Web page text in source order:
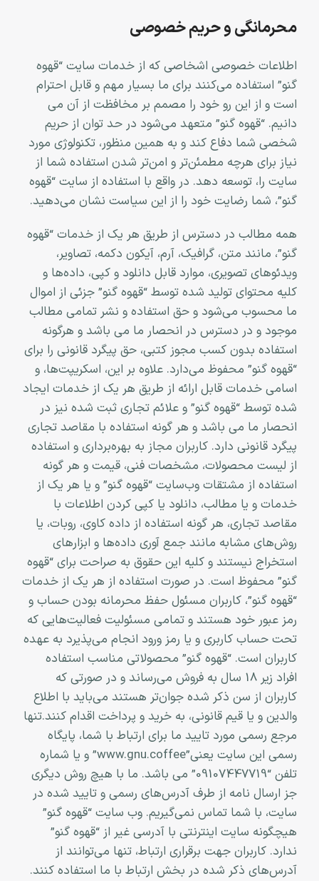
محرمانگی و حریم خصوصی
اطلاعات خصوصی اشخاصى که از خدمات سایت “قهوه
گنو” استفاده می‏‌کنند برای ما بسیار مهم و قابل احترام
است و از این رو خود را مصمم بر مخافظت از آن می
دانیم. “قهوه گنو” متعهد می‏‌شود در حد توان از حریم
شخصی شما دفاع کند و به همین منظور، تکنولوژی مورد
نیاز برای هرچه مطمئن‏‌تر و امن‏‌تر شدن استفاده شما از
سایت را، توسعه دهد. در واقع با استفاده از سایت “قهوه
گنو”، شما رضایت خود را از این سیاست نشان می‏‌دهید.
همه مطالب در دسترس از طریق هر یک از خدمات “قهوه
گنو”، مانند متن، گرافیک، آرم، آیکون دکمه، تصاویر،
ویدئوهای تصویری، موارد قابل دانلود و کپی، داده‌ها و
کلیه محتوای تولید شده توسط “قهوه گنو” جزئی از اموال
ما محسوب می‏‌شود و حق استفاده و نشر تمامی مطالب
موجود و در دسترس در انحصار ما می باشد و هرگونه
استفاده بدون کسب مجوز کتبی، حق پیگرد قانونی را برای
“قهوه گنو” محفوظ می‏‌دارد. علاوه بر این، اسکریپت‌ها، و
اسامی خدمات قابل ارائه از طریق هر یک از خدمات ایجاد
شده توسط “قهوه گنو” و علائم تجاری ثبت شده نیز در
انحصار ما می باشد و هر گونه استفاده با مقاصد تجاری
پیگرد قانونی دارد. کاربران مجاز به بهره‌‏برداری و استفاده
از لیست محصولات، مشخصات فنی، قیمت و هر گونه
استفاده از مشتقات وب‏‌سایت “قهوه گنو” و یا هر یک از
خدمات و یا مطالب، دانلود یا کپی کردن اطلاعات با
مقاصد تجاری، هر گونه استفاده از داده کاوی، روبات، یا
روش‌‏های مشابه مانند جمع آوری داده‌‏ها و ابزارهای
استخراج نیستند و کلیه این حقوق به صراحت برای “قهوه
گنو” محفوظ است. در صورت استفاده از هر یک از خدمات
“قهوه گنو”، کاربران مسئول حفظ محرمانه بودن حساب و
رمز عبور خود هستند و تمامی مسئولیت فعالیت‌‏هایی که
تحت حساب کاربری و یا رمز ورود انجام می‏‌پذیرد به عهده
کاربران است. “قهوه گنو” محصولاتی مناسب استفاده
افراد زیر 18 سال به فروش می‏‌رساند و در صورتی که
کاربران از سن ذکر شده جوان‌‏تر هستند می‌‏باید با اطلاع
والدین و یا قیم قانونی، به خرید و پرداخت اقدام کنند.تنها
مرجع رسمی مورد تایید ما برای ارتباط با شما، پایگاه
رسمی این سایت یعنی”www.gnu.coffee” و یا شماره
تلفن “09107447719” می باشد. ما با هیچ روش دیگری
جز ارسال نامه از طرف آدرس‏‌های رسمی و تایید شده در
سایت، با شما تماس نمی‌‏گیریم. وب سایت “قهوه گنو”
هیچگونه سایت اینترنتی با آدرسی غیر از “قهوه گنو”
ندارد. کاربران جهت برقراری ارتباط، تنها می‏‌توانند از
آدرس‌‏های ذکر شده در بخش ارتباط با ما استفاده کنند.